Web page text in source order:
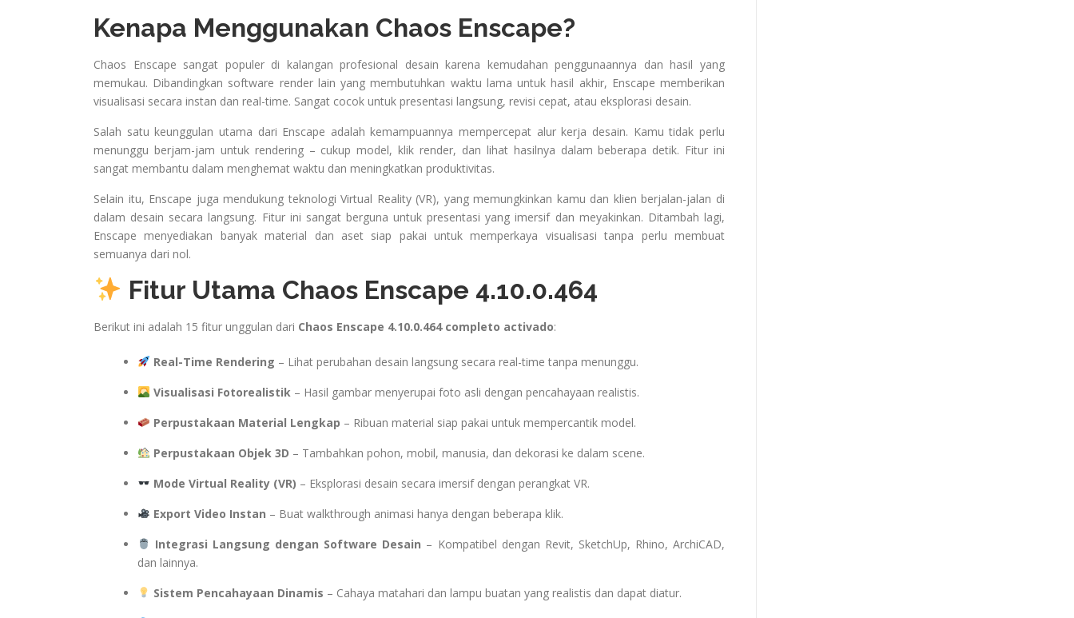
Kenapa Menggunakan Chaos Enscape?
Chaos Enscape sangat populer di kalangan profesional desain karena kemudahan penggunaannya dan hasil yang
memukau. Dibandingkan software render lain yang membutuhkan waktu lama untuk hasil akhir, Enscape memberikan
visualisasi secara instan dan real-time. Sangat cocok untuk presentasi langsung, revisi cepat, atau eksplorasi desain.
Salah satu keunggulan utama dari Enscape adalah kemampuannya mempercepat alur kerja desain. Kamu tidak perlu
menunggu berjam-jam untuk rendering – cukup model, klik render, dan lihat hasilnya dalam beberapa detik. Fitur ini
sangat membantu dalam menghemat waktu dan meningkatkan produktivitas.
Selain itu, Enscape juga mendukung teknologi Virtual Reality (VR), yang memungkinkan kamu dan klien berjalan-jalan di
dalam desain secara langsung. Fitur ini sangat berguna untuk presentasi yang imersif dan meyakinkan. Ditambah lagi,
Enscape menyediakan banyak material dan aset siap pakai untuk memperkaya visualisasi tanpa perlu membuat
semuanya dari nol.
Fitur Utama Chaos Enscape 4.10.0.464
Berikut ini adalah 15 fitur unggulan dari Chaos Enscape 4.10.0.464 completo activado:
Real-Time Rendering – Lihat perubahan desain langsung secara real-time tanpa menunggu.
Visualisasi Fotorealistik– Hasil gambar menyerupai foto asli dengan pencahayaan realistis.
Perpustakaan Material Lengkap – Ribuan material siap pakai untuk mempercantik model.
Perpustakaan Objek 3D – Tambahkan pohon, mobil, manusia, dan dekorasi ke dalam scene.
Mode Virtual Reality (VR) – Eksplorasi desain secara imersif dengan perangkat VR.
Export Video Instan – Buat walkthrough animasi hanya dengan beberapa klik.
Integrasi Langsung dengan Software Desain – Kompatibel dengan Revit, SketchUp, Rhino, ArchiCAD,
dan lainnya.
Sistem Pencahayaan Dinamis – Cahaya matahari dan lampu buatan yang realistis dan dapat diatur.